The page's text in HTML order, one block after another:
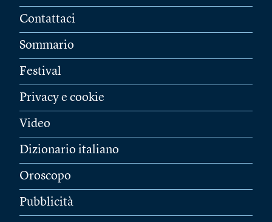
Contattaci
Sommario
Festival
Privacy e cookie
Video
Dizionario italiano
Oroscopo
Pubblicità